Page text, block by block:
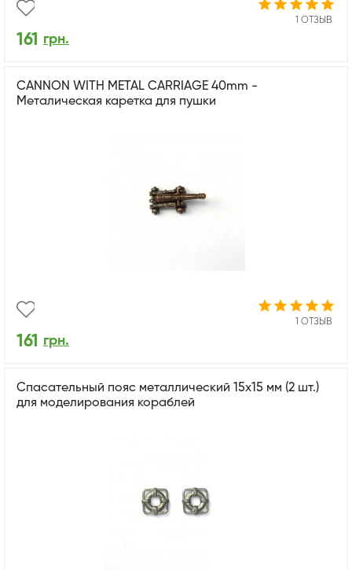
1 ОТЗЫВ
161 грн.
CANNON WITH METAL CARRIAGE 40mm -
Металическая каретка для пушки
1 ОТЗЫВ
161 грн.
Спасательный пояс металлический 15x15 мм (2 шт.)
для моделирования кораблей